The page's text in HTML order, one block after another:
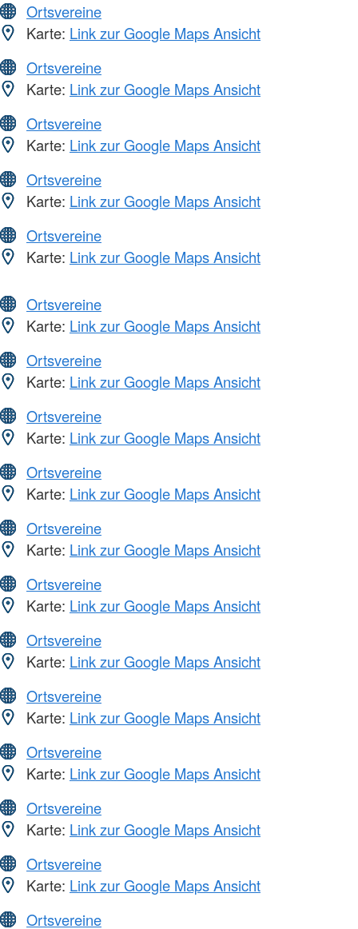
Ortsvereine
Karte: Link zur Google Maps Ansicht
Ortsvereine
Karte: Link zur Google Maps Ansicht
Ortsvereine
Karte: Link zur Google Maps Ansicht
Ortsvereine
Karte: Link zur Google Maps Ansicht
Ortsvereine
Karte: Link zur Google Maps Ansicht
Ortsvereine
Karte: Link zur Google Maps Ansicht
Ortsvereine
Karte: Link zur Google Maps Ansicht
Ortsvereine
Karte: Link zur Google Maps Ansicht
Ortsvereine
Karte: Link zur Google Maps Ansicht
Ortsvereine
Karte: Link zur Google Maps Ansicht
Ortsvereine
Karte: Link zur Google Maps Ansicht
Ortsvereine
Karte: Link zur Google Maps Ansicht
Ortsvereine
Karte: Link zur Google Maps Ansicht
Ortsvereine
Karte: Link zur Google Maps Ansicht
Ortsvereine
Karte: Link zur Google Maps Ansicht
Ortsvereine
Karte: Link zur Google Maps Ansicht
Ortsvereine